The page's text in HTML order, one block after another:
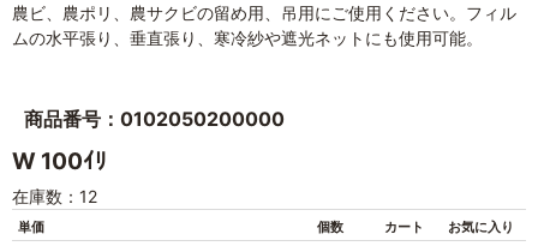
農ビ、農ポリ、農サクビの留め用、吊用にご使用ください。フィル
ムの水平張り、垂直張り、寒冷紗や遮光ネットにも使用可能。
商品番号：0102050200000
W 100ｲﾘ
在庫数：12
単価 個数 カート お気に入り